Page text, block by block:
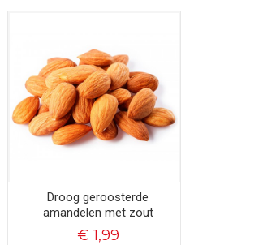
Droog geroosterde
amandelen met zout
€ 1,99